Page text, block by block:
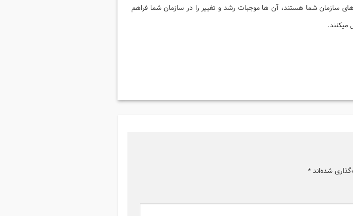
های سازمان شما هستند، آن ها موجبات رشد و تغییر را در سازمان شما فراهم
شده‌اند*